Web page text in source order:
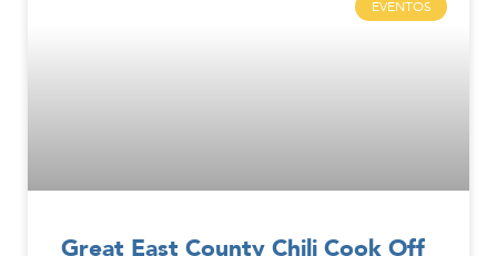
EVENTOS
Great East County Chili Cook Off